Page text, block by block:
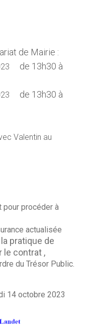
de Mairie :
de 13h30 à
de 13h30 à
Valentin au
procéder à
actualisée
pratique de
le contrat ,
du Trésor Public.
14 octobre 2023